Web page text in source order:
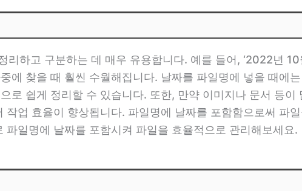
리하고 구분하는 데 매우 유용합니다. 예를 들어, ‘2022년
에 찾을 때 훨씬 수월해집니다. 날짜를 파일명에 넣을 때에는
로 쉽게 정리할 수 있습니다. 또한, 만약 이미지나 문서 등
작업 효율이 향상됩니다. 파일명에 날짜를 포함함으로써 파
일명에 날짜를 포함시켜 파일을 효율적으로 관리해보세요.